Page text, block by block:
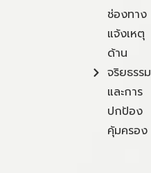
ช่องทาง
แจ้งเหตุ
ด้าน
จริยธรรม
และการ
ปกป้อง
คุ้มครอง